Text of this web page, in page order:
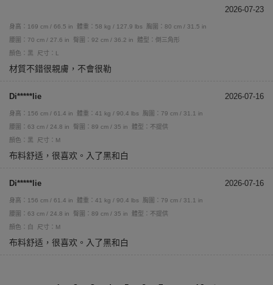
2026-07-23
身高：169 cm / 66.5 in 體重：58 kg / 127.9 lbs
胸圍：80 cm / 31.5 in
腰圍：70 cm / 27.6 in
臀圍：92 cm / 36.2 in
體型：倒三角形
顏色：黑
尺寸：L
材質不錯很親膚，不會很勒
Di*****lie 2026-07-16
身高：156 cm / 61.4 in 體重：41 kg / 90.4 lbs
胸圍：79 cm / 31.1 in
腰圍：63 cm / 24.8 in
臀圍：89 cm / 35 in
體型：不提供
顏色：黑
尺寸：M
布料舒适，很喜欢。入了黑和白
Di*****lie 2026-07-16
身高：156 cm / 61.4 in 體重：41 kg / 90.4 lbs
胸圍：79 cm / 31.1 in
腰圍：63 cm / 24.8 in
臀圍：89 cm / 35 in
體型：不提供
顏色：白
尺寸：M
布料舒适，很喜欢。入了黑和白